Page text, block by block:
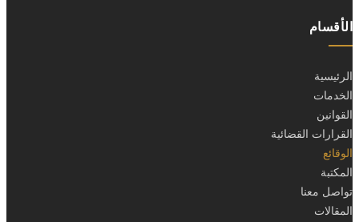
الأقسام
الرئيسية
الخدمات
القوانين
القرارات القضائية
الوقائع
المكتبة
تواصل معنا
المقالات